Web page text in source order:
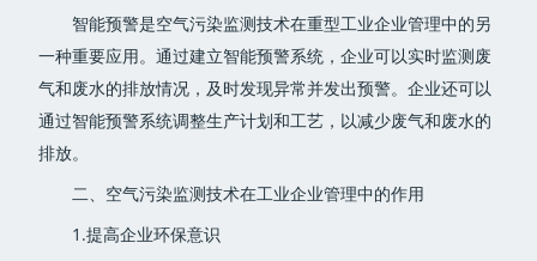
智能预警是空气污染监测技术在重型工业企业管理中的另
一种重要应用。通过建立智能预警系统，企业可以实时监测废
气和废水的排放情况，及时发现异常并发出预警。企业还可以
通过智能预警系统调整生产计划和工艺，以减少废气和废水的
排放。
二、空气污染监测技术在工业企业管理中的作用
1.提高企业环保意识